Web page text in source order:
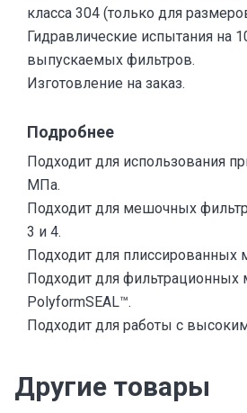
класса 304 (только для
Гидравлические испытания на
выпускаемых фильтров.
Изготовление на заказ.
Подробнее
Подходит для использования
МПа.
Подходит для мешочных
3 и 4.
Подходит для плиссированных
Подходит для
PolyformSEAL™.
Подходит для работы с
Другие товары